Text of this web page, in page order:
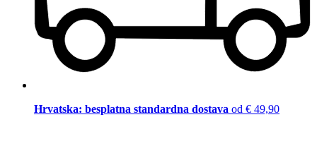
Hrvatska: besplatna standardna dostava od € 49,90